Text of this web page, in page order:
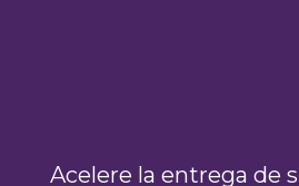
Acelere la entrega de